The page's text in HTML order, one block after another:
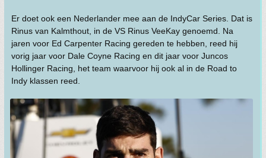
Er doet ook een Nederlander mee aan de IndyCar Series. Dat is
Rinus van Kalmthout, in de VS Rinus VeeKay genoemd. Na
jaren voor Ed Carpenter Racing gereden te hebben, reed hij
vorig jaar voor Dale Coyne Racing en dit jaar voor Juncos
Hollinger Racing, het team waarvoor hij ook al in de Road to
Indy klassen reed.